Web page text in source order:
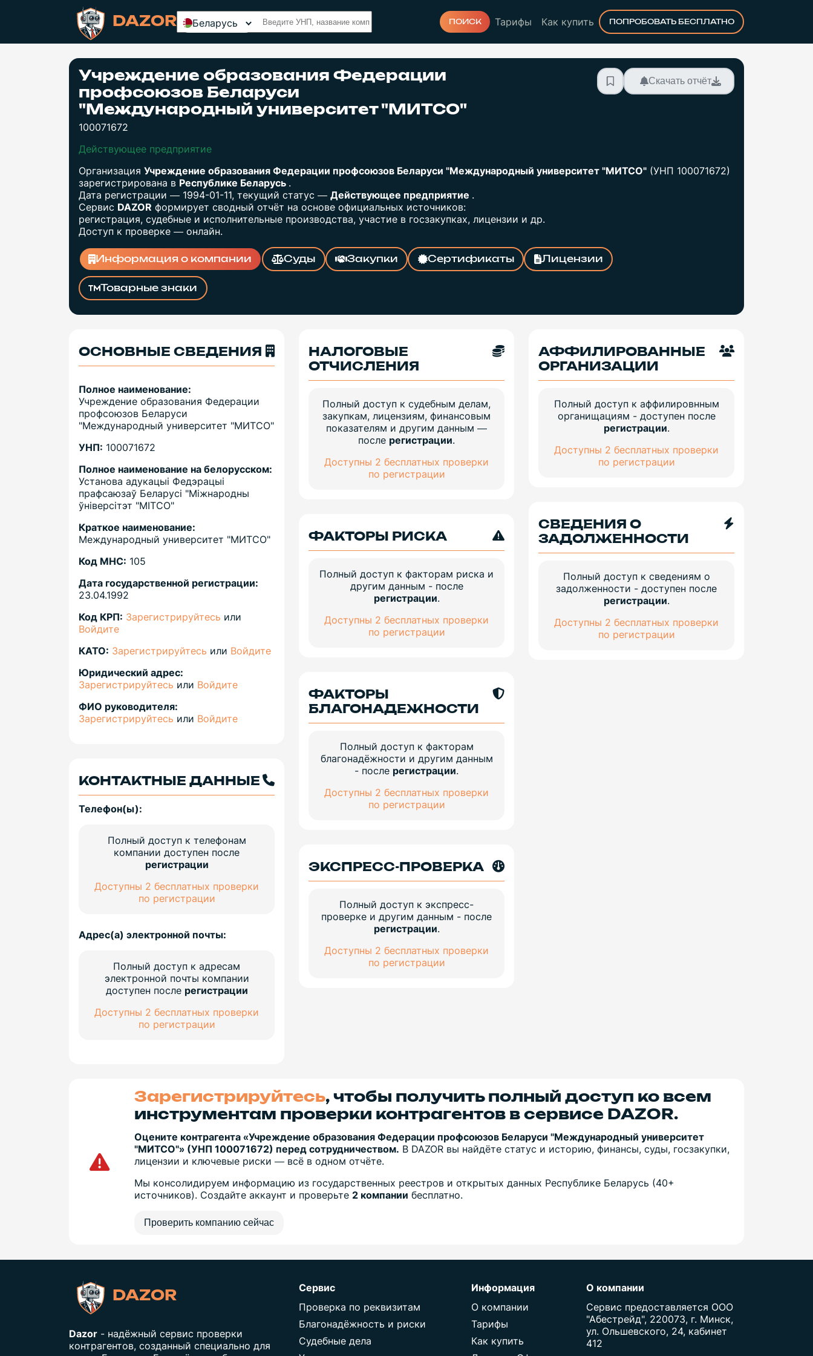
DAZOR Беларусь ПОИСК Тарифы Как купить ПОПРОБОВАТЬ БЕСПЛАТНО
Учреждение образования Федерации
профсоюзов Беларуси
"Международный университет "МИТСО"
100071672
Скачать отчёт
Действующее предприятие
Организация Учреждение образования Федерации профсоюзов Беларуси "Международный университет "МИТСО" (УНП 100071672)
зарегистрирована в Республике Беларусь .
Дата регистрации — 1994-01-11, текущий статус — Действующее предприятие .
Сервис DAZOR формирует сводный отчёт на основе официальных источников:
регистрация, судебные и исполнительные производства, участие в госзакупках, лицензии и др.
Доступ к проверке — онлайн.
Информация о компании Суды Закупки Сертификаты Лицензии
Товарные знаки
ОСНОВНЫЕ СВЕДЕНИЯ
Полное наименование:
Учреждение образования Федерации
профсоюзов Беларуси
"Международный университет "МИТСО"
УНП: 100071672
Полное наименование на белорусском:
Установа адукацыі Федэрацыі
прафсаюзаў Беларусі "Міжнародны
ўніверсітэт "МІТСО"
Краткое наименование:
Международный университет "МИТСО"
Код МНС: 105
Дата государственной регистрации:
23.04.1992
Код КРП: Зарегистрируйтесь или
Войдите
КАТО: Зарегистрируйтесь или Войдите
Юридический адрес:
Зарегистрируйтесь или Войдите
ФИО руководителя:
Зарегистрируйтесь или Войдите
КОНТАКТНЫЕ ДАННЫЕ
Телефон(ы):
Полный доступ к телефонам
компании доступен после
регистрации
Доступны 2 бесплатных проверки
по регистрации
Адрес(а) электронной почты:
Полный доступ к адресам
электронной почты компании
доступен после регистрации
Доступны 2 бесплатных проверки
по регистрации
НАЛОГОВЫЕ
ОТЧИСЛЕНИЯ
Полный доступ к судебным делам,
закупкам, лицензиям, финансовым
показателям и другим данным —
после регистрации.
Доступны 2 бесплатных проверки
по регистрации
ФАКТОРЫ РИСКА
Полный доступ к факторам риска и
другим данным - после
регистрации.
Доступны 2 бесплатных проверки
по регистрации
ФАКТОРЫ
БЛАГОНАДЕЖНОСТИ
Полный доступ к факторам
благонадёжности и другим данным
- после регистрации.
Доступны 2 бесплатных проверки
по регистрации
ЭКСПРЕСС-ПРОВЕРКА
Полный доступ к экспресс-
проверке и другим данным - после
регистрации.
Доступны 2 бесплатных проверки
по регистрации
АФФИЛИРОВАННЫЕ
ОРГАНИЗАЦИИ
Полный доступ к аффилировнным
органищациям - доступен после
регистрации.
Доступны 2 бесплатных проверки
по регистрации
СВЕДЕНИЯ О
ЗАДОЛЖЕННОСТИ
Полный доступ к сведениям о
задолженности - доступен после
регистрации.
Доступны 2 бесплатных проверки
по регистрации
Зарегистрируйтесь, чтобы получить полный доступ ко всем
инструментам проверки контрагентов в сервисе DAZOR.
Оцените контрагента «Учреждение образования Федерации профсоюзов Беларуси "Международный университет
"МИТСО"» (УНП 100071672) перед сотрудничеством. В DAZOR вы найдёте статус и историю, финансы, суды, госзакупки,
лицензии и ключевые риски — всё в одном отчёте.
Мы консолидируем информацию из государственных реестров и открытых данных Республике Беларусь (40+
источников). Создайте аккаунт и проверьте2 компании бесплатно.
Проверить компанию сейчас
DAZOR
Dazor - надёжный сервис проверки
контрагентов, созданный специально для
Сервис
Проверка по реквизитам
Благонадёжность и риски
Судебные дела
Информация
О компании
Тарифы
Как купить
О компании
Сервис предоставляется ООО
"Абестрейд", 220073, г. Минск,
ул. Ольшевского, 24, кабинет
412